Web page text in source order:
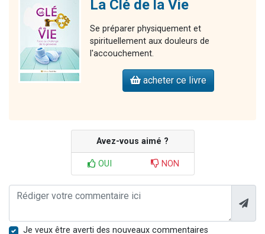
La Clé de la Vie
Se préparer physiquement et
spirituellement aux douleurs de
l'accouchement.
acheter ce livre
Avez-vous aimé ?
OUI NON
Je veux être averti des nouveaux commentaires